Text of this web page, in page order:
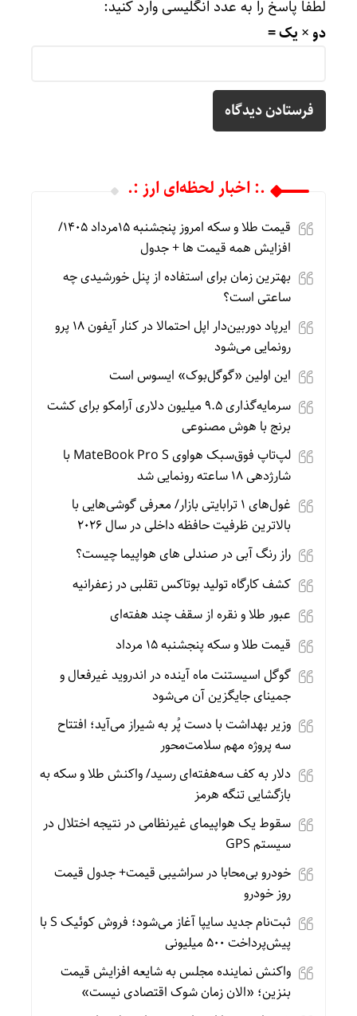
لطفا پاسخ را به عدد انگلیسی وارد کنید:
دو × یک =
.: اخبار لحظه‌ای ارز :.
قیمت طلا و سکه امروز پنجشنبه 15مرداد 1405/
افزایش همه قیمت ها + جدول
بهترین زمان برای استفاده از پنل خورشیدی چه
ساعتی است؟
ایرپاد دوربین‌دار اپل احتمالا در کنار آیفون ۱۸ پرو
رونمایی می‌شود
این اولین «گوگل‌بوک» ایسوس است
سرمایه‌گذاری ۹.۵ میلیون دلاری آرامکو برای کشت
برنج با هوش مصنوعی
لپ‌تاپ فوق‌سبک هواوی MateBook Pro S با
شارژدهی ۱۸ ساعته رونمایی شد
غول‌های ۱ ترابایتی بازار/ معرفی گوشی‌هایی با
بالاترین ظرفیت حافظه داخلی در سال ۲۰۲۶
راز رنگ آبی در صندلی های هواپیما چیست؟
کشف کارگاه تولید بوتاکس تقلبی در زعفرانیه
عبور طلا و نقره از سقف چند هفته‌ای
قیمت طلا و سکه پنجشنبه 15 مرداد
گوگل اسیستنت ماه آینده در اندروید غیرفعال و
جمینای جایگزین آن می‌شود
وزیر بهداشت با دست پُر به شیراز می‌آید؛ افتتاح
سه پروژه مهم سلامت‌محور
دلار به کف سه‌هفته‌ای رسید/ واکنش طلا و سکه به
بازگشایی تنگه هرمز
سقوط یک هواپیمای غیرنظامی در نتیجه اختلال در
سیستم‌ GPS
خودرو بی‌محابا در سراشیبی قیمت+ جدول قیمت
روز خودرو
ثبت‌نام جدید سایپا آغاز می‌شود؛ فروش کوئیک S با
پیش‌پرداخت ۵۰۰ میلیونی
واکنش نماینده مجلس به شایعه افزایش قیمت
بنزین؛ «الان زمان شوک اقتصادی نیست»